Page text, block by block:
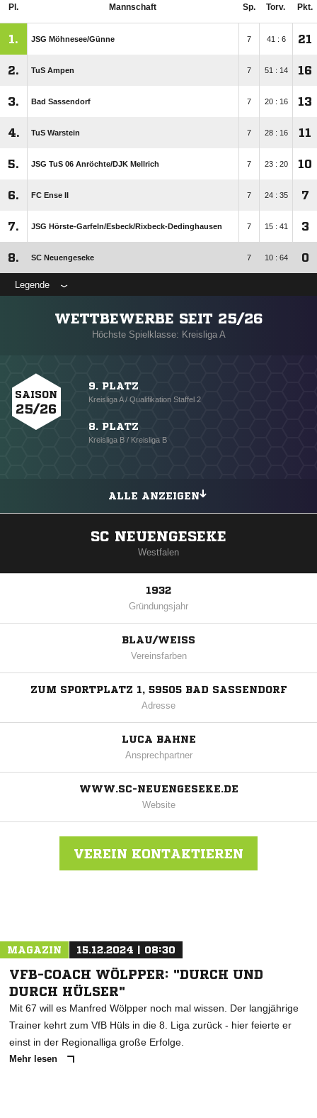
Pl. Mannschaft Sp. Torv. Pkt.
1. JSG Möhnesee/​Günne 7 41 : 6 21
2. TuS Ampen 7 51 : 14 16
3. Bad Sassendorf 7 20 : 16 13
4. TuS Warstein 7 28 : 16 11
5. JSG TuS 06 Anröchte/​DJK Mellrich 7 23 : 20 10
6. FC Ense II 7 24 : 35 7
7. JSG Hörste-Garfeln/​Esbeck/​Rixbeck-Dedinghausen 7 15 : 41 3
8. SC Neuengeseke 7 10 : 64 0
Legende
WETTBEWERBE SEIT 25/26
Höchste Spielklasse: Kreisliga A
SAISON
25/26
9. PLATZ
Kreisliga A / Qualifikation Staffel 2
8. PLATZ
Kreisliga B / Kreisliga B
ALLE ANZEIGEN
SC NEUENGESEKE
Westfalen
1932
Gründungsjahr
BLAU/WEISS
Vereinsfarben
ZUM SPORTPLATZ 1, 59505 BAD SASSENDORF
Adresse
LUCA BAHNE
Ansprechpartner
WWW.SC-NEUENGESEKE.DE
Website
VEREIN KONTAKTIEREN
MAGAZIN 15.12.2024 | 08:30
VFB-COACH WÖLPPER: "DURCH UND
DURCH HÜLSER"
Mit 67 will es Manfred Wölpper noch mal wissen. Der langjährige
Trainer kehrt zum VfB Hüls in die 8. Liga zurück - hier feierte er
einst in der Regionalliga große Erfolge.
Mehr lesen